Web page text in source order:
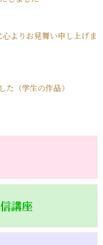
よりお見舞い申し上げま
（学生の作品）
講座